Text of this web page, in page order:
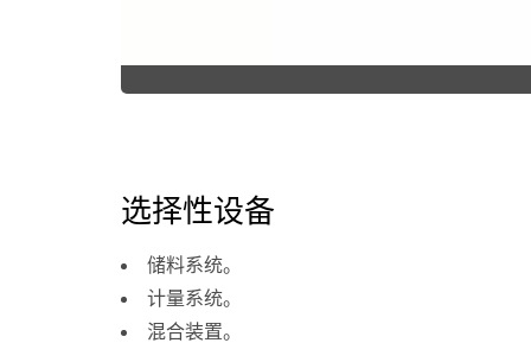
选择性设备
储料系统。
计量系统。
混合装置。